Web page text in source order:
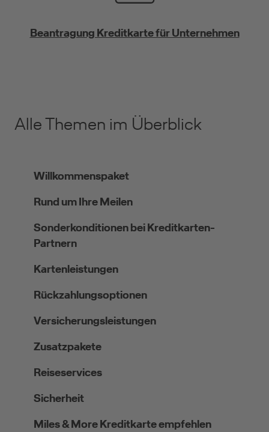
Beantragung Kreditkarte für Unternehmen
Alle Themen im Überblick
Willkommenspaket
Rund um Ihre Meilen
Sonderkonditionen bei Kreditkarten-
Partnern
Kartenleistungen
Rückzahlungsoptionen
Versicherungsleistungen
Zusatzpakete
Reiseservices
Sicherheit
Miles & More Kreditkarte empfehlen